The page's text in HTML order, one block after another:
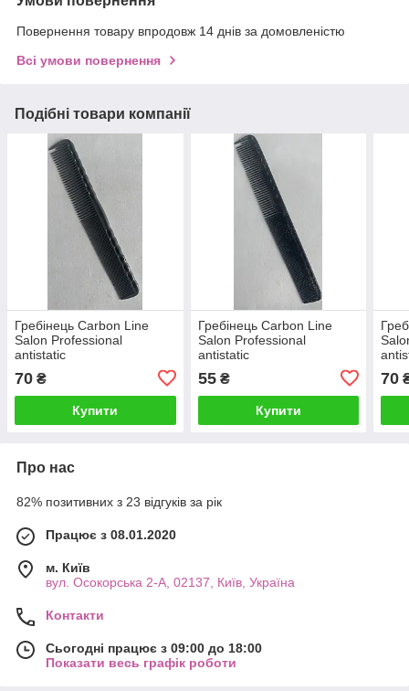
Повернення товару впродовж 14 днів за домовленістю
Всі умови повернення
Подібні товари компанії
Гребінець Carbon Line
Salon Professional
antistatic
70 ₴
Купити
Гребінець Carbon Line
Salon Professional
antistatic
55₴
Купити
70
Про нас
82% позитивних з 23 відгуків за рік
Працює з 08.01.2020
м. Київ
вул. Осокорська 2-А, 02137, Київ, Україна
Контакти
Сьогодні працює з 09:00 до 18:00
Показати весь графік роботи